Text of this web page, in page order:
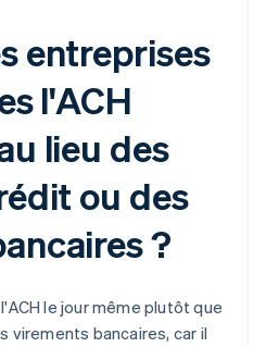
entreprises
l'ACH
lieu des
ou des
?
le jour même plutôt que
virements bancaires, car il